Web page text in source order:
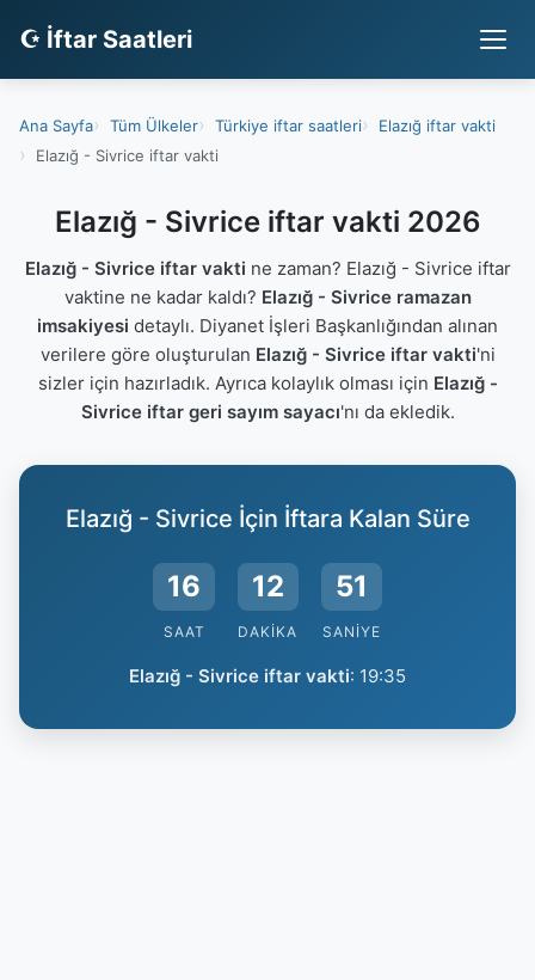
☪ İftar Saatleri
Ana Sayfa Tüm Ülkeler Türkiye iftar saatleri
Elazığ iftar vakti
Elazığ - Sivrice iftar vakti
Elazığ - Sivrice iftar vakti 2026
Elazığ - Sivrice iftar vakti ne zaman? Elazığ - Sivrice iftar
vaktine ne kadar kaldı? Elazığ - Sivrice ramazan
imsakiyesi detaylı. Diyanet İşleri Başkanlığından alınan
verilere göre oluşturulan Elazığ - Sivrice iftar vakti'ni
sizler için hazırladık. Ayrıca kolaylık olması için Elazığ -
Sivrice iftar geri sayım sayacı'nı da ekledik.
Elazığ - Sivrice İçin İftara Kalan Süre
16
SAAT
12
DAKIKA
50
SANIYE
Elazığ - Sivrice iftar vakti: 19:35